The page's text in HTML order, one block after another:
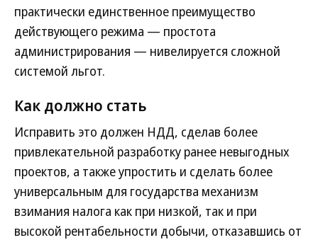
практически единственное преимущество
действующего режима — простота
администрирования — нивелируется сложной
системой льгот.
Как должно стать
Исправить это должен НДД, сделав более
привлекательной разработку ранее невыгодных
проектов, а также упростить и сделать более
универсальным для государства механизм
взимания налога как при низкой, так и при
высокой рентабельности добычи, отказавшись от